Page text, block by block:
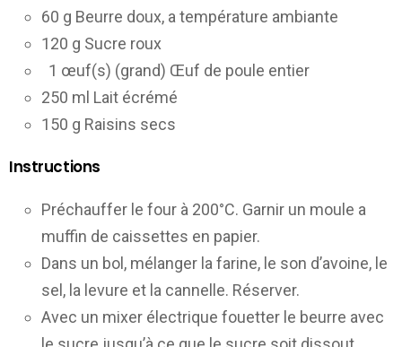
60 g Beurre doux, a température ambiante
120 g Sucre roux
1 œuf(s) (grand) Œuf de poule entier
250 ml Lait écrémé
150 g Raisins secs
Instructions
Préchauffer le four à 200°C. Garnir un moule a
muffin de caissettes en papier.
Dans un bol, mélanger la farine, le son d’avoine, le
sel, la levure et la cannelle. Réserver.
Avec un mixer électrique fouetter le beurre avec